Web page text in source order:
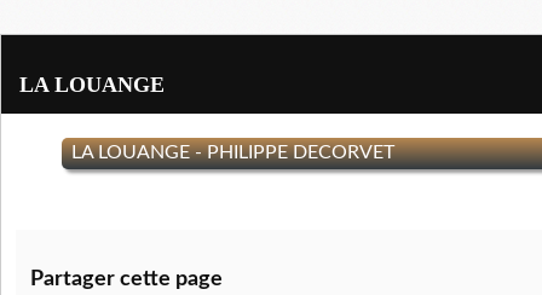
LA LOUANGE
LA LOUANGE - PHILIPPE DECORVET
Partager cette page